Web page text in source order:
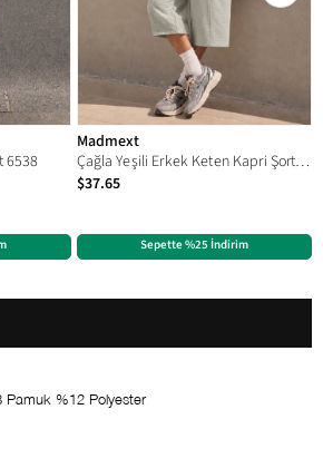
6538
Madmext
Çağla Yeşili Erkek Keten Kapri Şort 6538
$37.65
Sepette %25 İndirim
%12 Polyester